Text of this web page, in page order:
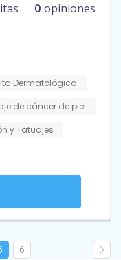
0 opiniones
Dermatológica
de cáncer de piel
y Tatuajes
6